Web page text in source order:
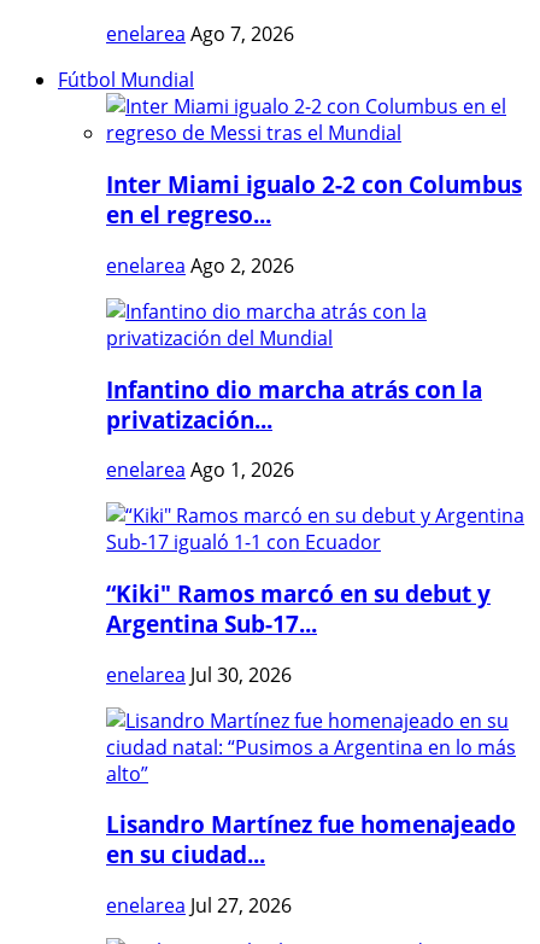
enelarea Ago 7, 2026
Fútbol Mundial
Inter Miami igualo 2-2 con Columbus
en el regreso...
enelarea Ago 2, 2026
Infantino dio marcha atrás con la
privatización...
enelarea Ago 1, 2026
“Kiki" Ramos marcó en su debut y
Argentina Sub-17...
enelarea Jul 30, 2026
Lisandro Martínez fue homenajeado
en su ciudad...
enelarea Jul 27, 2026